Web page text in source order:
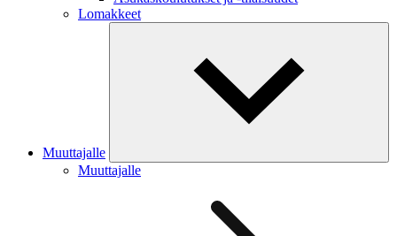
Lomakkeet
Muuttajalle
Muuttajalle